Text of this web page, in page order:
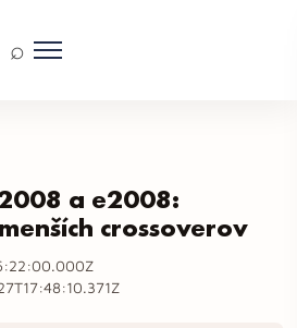
⌕
a e2008:
crossoverov